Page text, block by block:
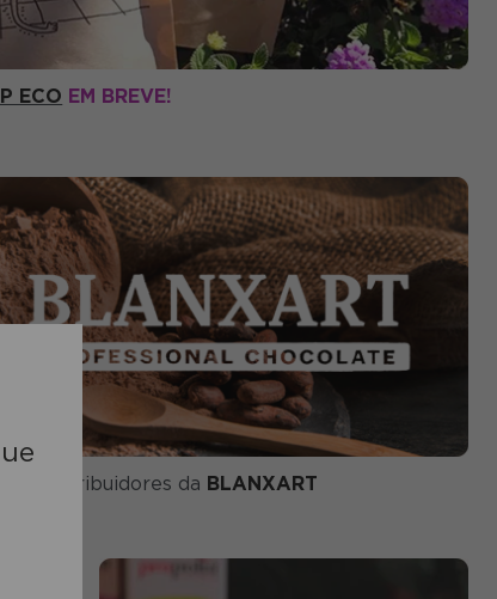
ECO EM BREVE!
distribuidores da BLANXART